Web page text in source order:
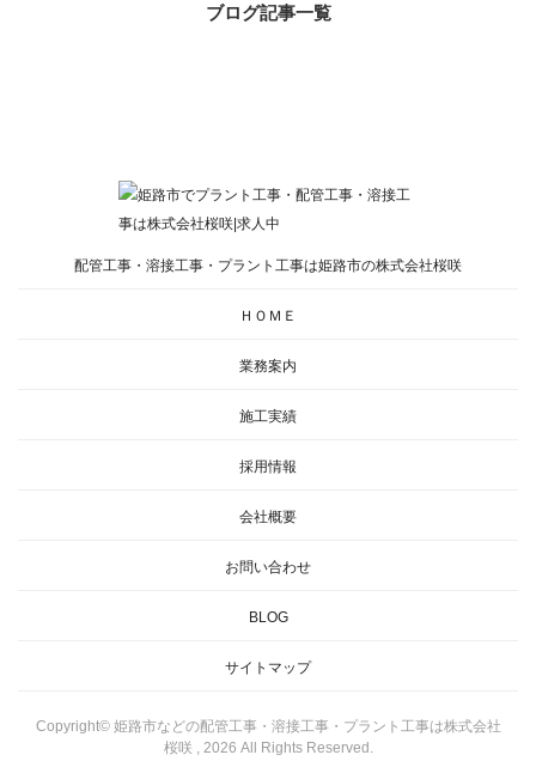
ブログ記事一覧
配管工事・溶接工事・プラント工事は姫路市の株式会社桜咲
ＨＯＭＥ
業務案内
施工実績
採用情報
会社概要
お問い合わせ
BLOG
サイトマップ
Copyright© 姫路市などの配管工事・溶接工事・プラント工事は株式会社
桜咲 , 2026 All Rights Reserved.